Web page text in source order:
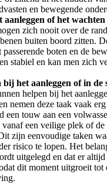
en bewegende
aanleggen of het
zich nooit over de
buiten boord zitten.
passerende boten en de
stabiel en kan men zich
bij het aanleggen of in de
helpen bij het
nemen deze taak vaak
een touw aan een
vanaf een veilige plek of de
zijn eenvoudige taken
risico te lopen. Het
uitgelegd en dat er altijd
dit moment uitgroeit tot